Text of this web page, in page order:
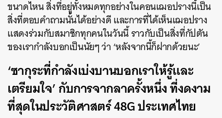
ขนาดไหน สิ่งที่อยู่ทั้งหมดทุกอย่างในคอนเฌอปรางนี้เป็น
สิ่งที่ตอบคำถามนั้นได้อย่างดี และการที่ได้เห็นเฌอปราง
แสดงร่วมกับสมาชิกทุกคนในวันนี้ ราวกับเป็นสิ่งที่กัปตัน
ของเรากำลังบอกเป็นนัยๆ ว่า ‘หลังจากนี้ก็ฝากด้วยนะ’
‘ซากุระที่กำลังเบ่งบานบอกเราให้รู้และ
เตรียมใจ’ กับการจากลาครั้งหนึ่ง ที่งดงาม
ที่สุดในประวัติศาสตร์ 48G ประเทศไทย